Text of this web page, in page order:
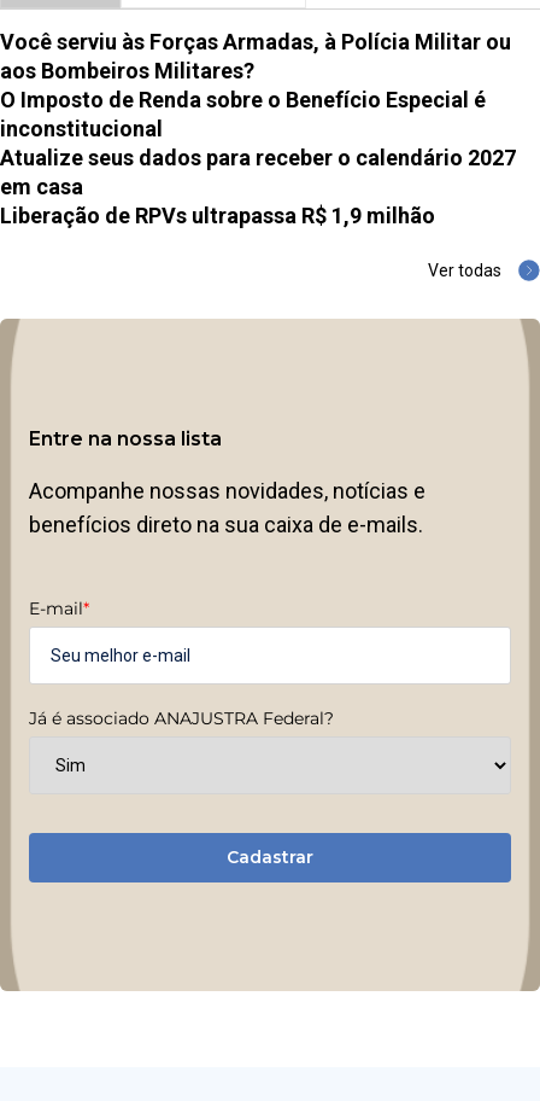
Você serviu às Forças Armadas, à Polícia Militar ou
aos Bombeiros Militares?
O Imposto de Renda sobre o Benefício Especial é
inconstitucional
Atualize seus dados para receber o calendário 2027
em casa
Liberação de RPVs ultrapassa R$ 1,9 milhão
Ver todas
Entre na nossa lista
Acompanhe nossas novidades, notícias e
benefícios direto na sua caixa de e-mails.
E-mail*
Já é associado ANAJUSTRA Federal?
Cadastrar